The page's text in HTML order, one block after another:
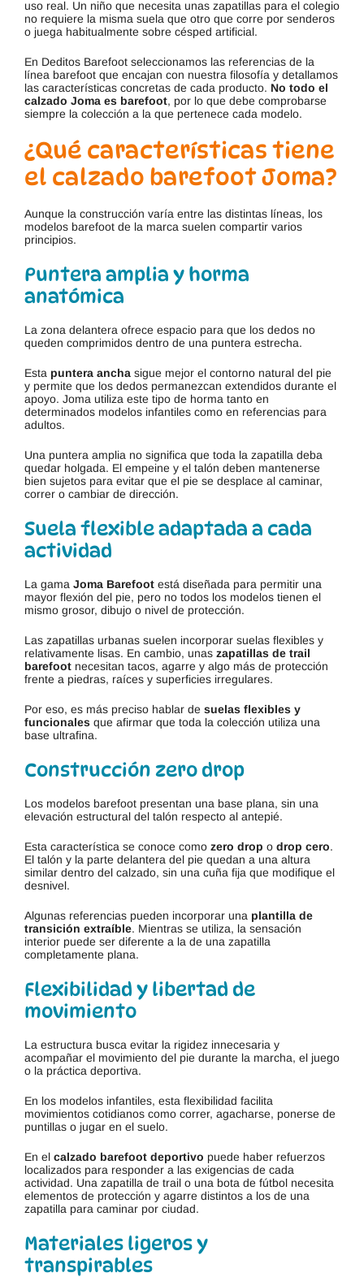
uso real. Un niño que necesita unas zapatillas para el colegio
no requiere la misma suela que otro que corre por senderos
o juega habitualmente sobre césped artificial.
En Deditos Barefoot seleccionamos las referencias de la
línea barefoot que encajan con nuestra filosofía y detallamos
las características concretas de cada producto. No todo el
calzado Joma es barefoot, por lo que debe comprobarse
siempre la colección a la que pertenece cada modelo.
¿Qué características tiene
el calzado barefoot Joma?
Aunque la construcción varía entre las distintas líneas, los
modelos barefoot de la marca suelen compartir varios
principios.
Puntera amplia y horma
anatómica
La zona delantera ofrece espacio para que los dedos no
queden comprimidos dentro de una puntera estrecha.
Esta puntera ancha sigue mejor el contorno natural del pie
y permite que los dedos permanezcan extendidos durante el
apoyo. Joma utiliza este tipo de horma tanto en
determinados modelos infantiles como en referencias para
adultos.
Una puntera amplia no significa que toda la zapatilla deba
quedar holgada. El empeine y el talón deben mantenerse
bien sujetos para evitar que el pie se desplace al caminar,
correr o cambiar de dirección.
Suela flexible adaptada a cada
actividad
La gama Joma Barefoot está diseñada para permitir una
mayor flexión del pie, pero no todos los modelos tienen el
mismo grosor, dibujo o nivel de protección.
Las zapatillas urbanas suelen incorporar suelas flexibles y
relativamente lisas. En cambio, unas zapatillas de trail
barefoot necesitan tacos, agarre y algo más de protección
frente a piedras, raíces y superficies irregulares.
Por eso, es más preciso hablar de suelas flexibles y
funcionales que afirmar que toda la colección utiliza una
base ultrafina.
Construcción zero drop
Los modelos barefoot presentan una base plana, sin una
elevación estructural del talón respecto al antepié.
Esta característica se conoce como zero drop o drop cero.
El talón y la parte delantera del pie quedan a una altura
similar dentro del calzado, sin una cuña fija que modifique el
desnivel.
Algunas referencias pueden incorporar una plantilla de
transición extraíble. Mientras se utiliza, la sensación
interior puede ser diferente a la de una zapatilla
completamente plana.
Flexibilidad y libertad de
movimiento
La estructura busca evitar la rigidez innecesaria y
acompañar el movimiento del pie durante la marcha, el juego
o la práctica deportiva.
En los modelos infantiles, esta flexibilidad facilita
movimientos cotidianos como correr, agacharse, ponerse de
puntillas o jugar en el suelo.
En el calzado barefoot deportivo puede haber refuerzos
localizados para responder a las exigencias de cada
actividad. Una zapatilla de trail o una bota de fútbol necesita
elementos de protección y agarre distintos a los de una
zapatilla para caminar por ciudad.
Materiales ligeros y
transpirables